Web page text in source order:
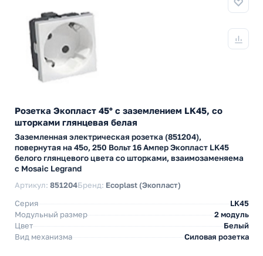
Розетка Экопласт 45° с заземлением LK45, со
шторками глянцевая белая
Заземленная электрическая розетка (851204),
повернутая на 45о, 250 Вольт 16 Ампер Экопласт LK45
белого глянцевого цвета со шторками, взаимозаменяема
с Mosaic Legrand
Артикул: 851204Бренд: Ecoplast (Экопласт)
Серия
LK45
Модульный размер
2 модуль
Цвет
Белый
Вид механизма
Силовая розетка